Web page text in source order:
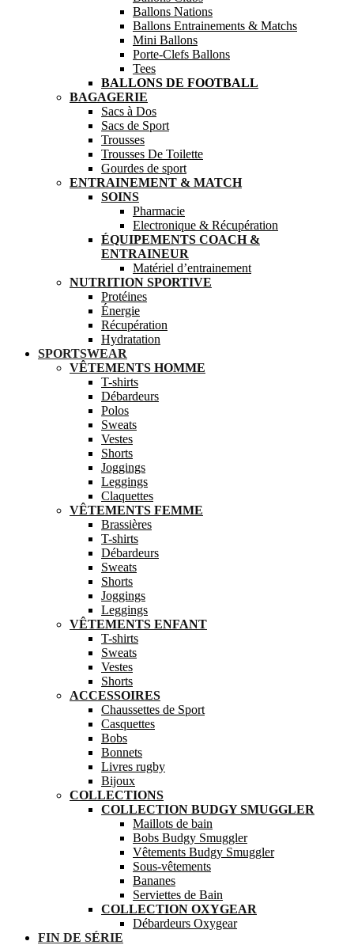
Ballons Nations
Ballons Entrainements & Matchs
Mini Ballons
Porte-Clefs Ballons
Tees
BALLONS DE FOOTBALL
BAGAGERIE
Sacs à Dos
Sacs de Sport
Trousses
Trousses De Toilette
Gourdes de sport
ENTRAINEMENT & MATCH
SOINS
Pharmacie
Electronique & Récupération
ÉQUIPEMENTS COACH &
ENTRAINEUR
Matériel d’entrainement
NUTRITION SPORTIVE
Protéines
Énergie
Récupération
Hydratation
SPORTSWEAR
VÊTEMENTS HOMME
T-shirts
Débardeurs
Polos
Sweats
Vestes
Shorts
Joggings
Leggings
Claquettes
VÊTEMENTS FEMME
Brassières
T-shirts
Débardeurs
Sweats
Shorts
Joggings
Leggings
VÊTEMENTS ENFANT
T-shirts
Sweats
Vestes
Shorts
ACCESSOIRES
Chaussettes de Sport
Casquettes
Bobs
Bonnets
Livres rugby
Bijoux
COLLECTIONS
COLLECTION BUDGY SMUGGLER
Maillots de bain
Bobs Budgy Smuggler
Vêtements Budgy Smuggler
Sous-vêtements
Bananes
Serviettes de Bain
COLLECTION OXYGEAR
Débardeurs Oxygear
FIN DE SÉRIE